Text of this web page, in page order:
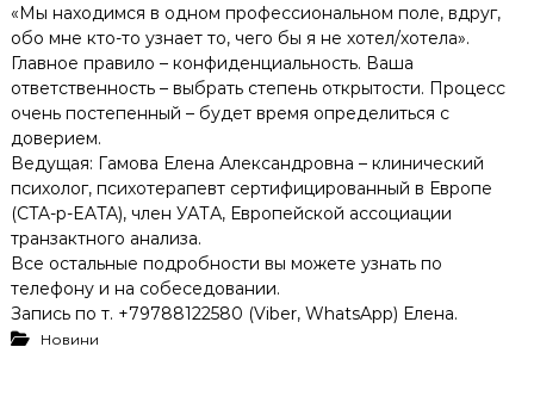
«Мы находимся в одном профессиональном поле, вдруг,
обо мне кто-то узнает то, чего бы я не хотел/хотела».
Главное правило – конфиденциальность. Ваша
ответственность – выбрать степень открытости. Процесс
очень постепенный – будет время определиться с
доверием.
Ведущая: Гамова Елена Александровна – клинический
психолог, психотерапевт сертифицированный в Европе
(CTA-p-EATA), член УАТА, Европейской ассоциации
транзактного анализа.
Все остальные подробности вы можете узнать по
телефону и на собеседовании.
Запись по т. +79788122580 (Viber, WhatsApp) Елена.
Новини